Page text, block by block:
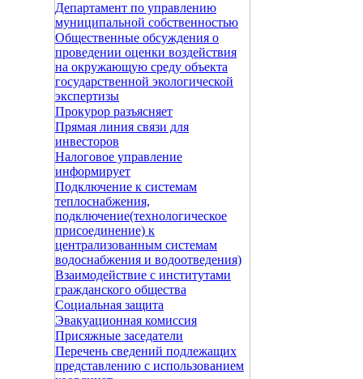
Департамент по управлению
муниципальной собственностью
Общественные обсуждения о
проведении оценки воздействия
на окружающую среду объекта
государственной экологической
экспертизы
Прокурор разъясняет
Прямая линия связи для
инвесторов
Налоговое управление
информирует
Подключение к системам
теплоснабжения,
подключение(технологическое
присоединение) к
централизованным системам
водоснабжения и водоотведения)
Взаимодействие с институтами
гражданского общества
Социальная защита
Эвакуационная комиссия
Присяжные заседатели
Перечень сведений подлежащих
представлению с использованием